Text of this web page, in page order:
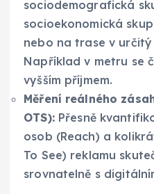
sociodemografická
socioekonomická
nebo na trase v
Například v metru se
vyšším příjmem.
Měření reálného
OTS):Přesně
osob (Reach) a
To See) reklamu
srovnatelně s